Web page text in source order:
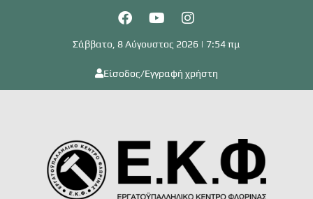
Σάββατο, 8 Αύγουστος 2026 | 7:54 πμ
Είσοδος/Εγγραφή χρήστη